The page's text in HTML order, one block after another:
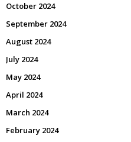
October 2024
September 2024
August 2024
July 2024
May 2024
April 2024
March 2024
February 2024